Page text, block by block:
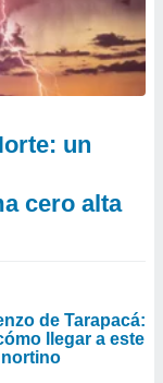
un
cero alta
de Tarapacá:
llegar a este